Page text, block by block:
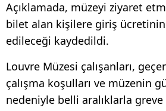
Açıklamada, müzeyi ziyaret
bilet alan kişilere giriş
edileceği kaydedildi.
Louvre Müzesi çalışanları,
çalışma koşulları ve müzenin
nedeniyle belli aralıklarla greve